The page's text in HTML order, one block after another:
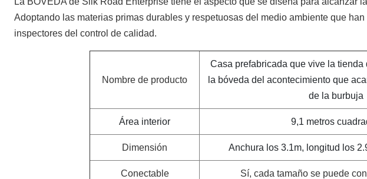
Adoptando las materias primas durables y respetuosas del medio ambiente que
inspectores del control de calidad.
Nombre de producto
Casa prefabricada que vive la tienda
la bóveda del acontecimiento que
de la burbuja
Área interior 9,1 metros
Dimensión Anchura los 3.1m, longitud los
Conectable Sí, cada tamaño se puede